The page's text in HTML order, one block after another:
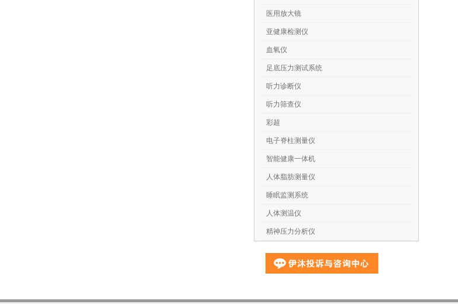
医用放大镜
亚健康检测仪
血氧仪
足底压力测试系统
听力诊断仪
听力筛查仪
彩超
电子脊柱测量仪
智能健康一体机
人体脂肪测量仪
睡眠监测系统
人体测温仪
精神压力分析仪